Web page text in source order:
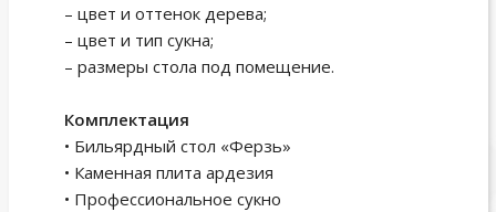
– цвет и оттенок дерева;
– цвет и тип сукна;
– размеры стола под помещение.
Комплектация
• Бильярдный стол «Ферзь»
• Каменная плита ардезия
• Профессиональное сукно